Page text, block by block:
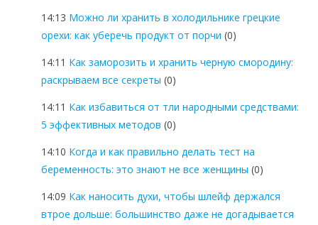
14:13 Можно ли хранить в холодильнике грецкие
орехи: как уберечь продукт от порчи (0)
14:11 Как заморозить и хранить черную смородину:
раскрываем все секреты (0)
14:11 Как избавиться от тли народными средствами:
5 эффективных методов (0)
14:10 Когда и как правильно делать тест на
беременность: это знают не все женщины (0)
14:09 Как наносить духи, чтобы шлейф держался
втрое дольше: большинство даже не догадывается